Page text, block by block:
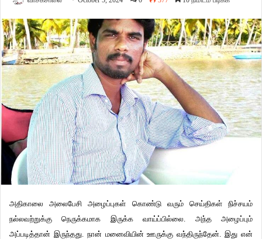
அதிகாலை அலைபேசி அழைப்புகள் கொண்டு வரும் செய்திகள் நிச்சயம்
நல்லவற்றுக்கு நெருக்கமாக இருக்க வாய்ப்பில்லை. அந்த அழைப்பும்
அப்படித்தான் இருந்தது. நான் மனைவியின் ஊருக்கு வந்திருந்தேன். இது என்